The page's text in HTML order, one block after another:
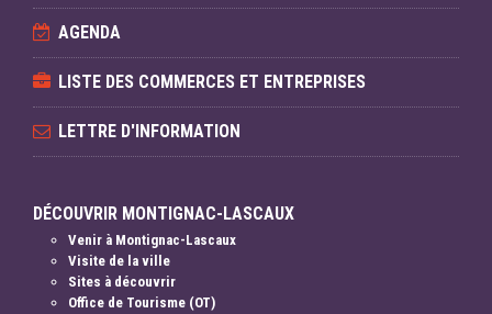
AGENDA
LISTE DES COMMERCES ET ENTREPRISES
LETTRE D'INFORMATION
DÉCOUVRIR MONTIGNAC-LASCAUX
Venir à Montignac-Lascaux
Visite de la ville
Sites à découvrir
Office de Tourisme (OT)